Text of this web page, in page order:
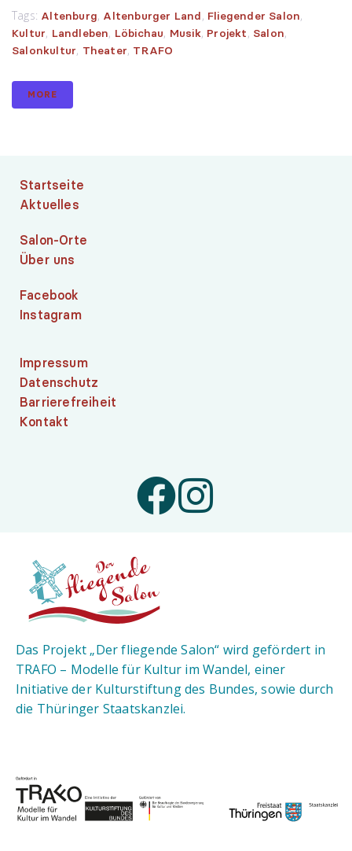
Tags: Altenburg, Altenburger Land, Fliegender Salon,
Kultur, Landleben, Löbichau, Musik, Projekt, Salon,
Salonkultur, Theater, TRAFO
MORE
Startseite
Aktuelles
Salon-Orte
Über uns
Facebook
Instagram
Impressum
Datenschutz
Barrierefreiheit
Kontakt
Das Projekt „Der fliegende Salon“ wird gefördert in
TRAFO – Modelle für Kultur im Wandel, einer
Initiative der Kulturstiftung des Bundes, sowie durch
die Thüringer Staatskanzlei.